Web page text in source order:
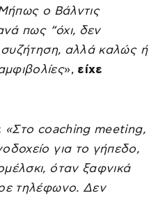
ο Βάλντις
πως “όχι, δεν
συζήτηση, αλλά καλώς ή
», είχε
«Στο coaching meeting,
για το γήπεδο,
όταν ξαφνικά
τηλέφωνο. Δεν